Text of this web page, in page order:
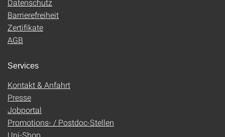
Datenschutz
Barrierefreiheit
Zertifikate
AGB
Services
Kontakt & Anfahrt
Presse
Jobportal
Promotions- / Postdoc-Stellen
Uni-Shop